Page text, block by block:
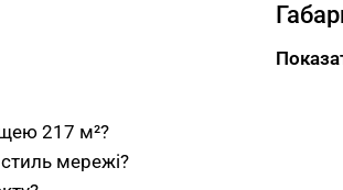
217 м²?
мережі?